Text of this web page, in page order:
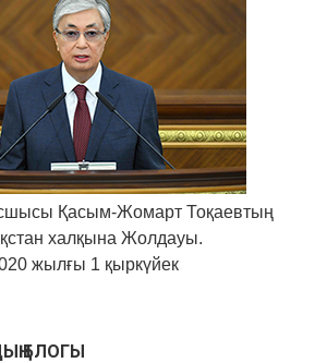
Қасым-Жомарт Тоқаевтың
халқына Жолдауы.
жылғы 1 қыркүйек
БЛОГЫ